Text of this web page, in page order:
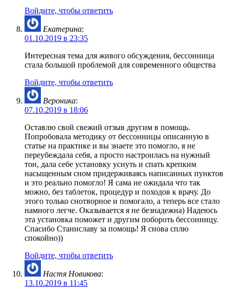
Войдите, чтобы ответить
Екатерина:
01.10.2019 в 23:35
Интересная тема для живого обсуждения, бессонница
стала большой проблемой для современного общества
Войдите, чтобы ответить
Вероника:
07.10.2019 в 18:06
Оставлю свой свежий отзыв другим в помощь.
Попробовала методику от бессонницы описанную в
статье на практике и вы знаете это помогло, я не
переубеждала себя, а просто настроилась на нужный
тон, дала себе установку уснуть и спать крепким
насыщенным сном придерживаясь написанных пунктов
и это реально помогло! Я сама не ожидала что так
можно, без таблеток, процедур и походов к врачу. До
этого только снотворное и помогало, а теперь все стало
намного легче. Оказывается я не безнадежна) Надеюсь
эта установка поможет и другим побороть бессонницу.
Спасибо Станиславу за помощь! Я снова сплю
спокойно))
Войдите, чтобы ответить
Настя Новикова:
13.10.2019 в 11:45